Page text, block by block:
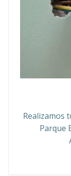
Realizamos
Parque